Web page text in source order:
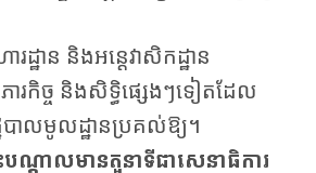
ឋាន និងអន្តេវាសិកដ្ឋាន
កិច្ច និងសិទ្ធិផ្សេងៗទៀតដែល
បាលមូលដ្ឋានប្រគល់ឱ្យ។
ណ្តាលមានតួនាទីជាសេនាធិការ